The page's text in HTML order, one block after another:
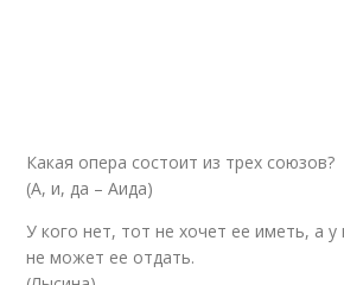
Какая опера состоит из трех союзов?
(А, и, да – Аида)
У кого нет, тот не хочет ее иметь, а у
не может ее отдать.